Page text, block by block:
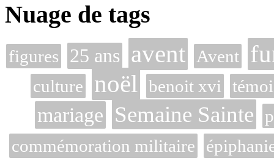
Nuage de tags
figures 25 ans avent Avent
culture noël benoit xvi
mariage Semaine Sainte
commémoration militaire